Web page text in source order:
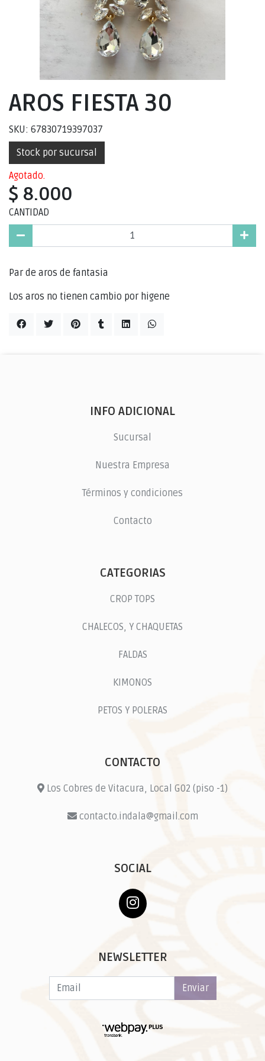
AROS FIESTA 30
SKU: 67830719397037
Stock por sucursal
Agotado.
$ 8.000
CANTIDAD
Par de aros de fantasia
Los aros no tienen cambio por higene
INFO ADICIONAL
Sucursal
Nuestra Empresa
Términos y condiciones
Contacto
CATEGORIAS
CROP TOPS
CHALECOS, Y CHAQUETAS
FALDAS
KIMONOS
PETOS Y POLERAS
CONTACTO
Los Cobres de Vitacura, Local G02 (piso -1)
contacto.indala@gmail.com
SOCIAL
NEWSLETTER
Enviar